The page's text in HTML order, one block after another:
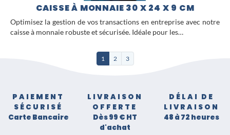
CAISSE À MONNAIE 30 X 24 X 9 CM
Optimisez la gestion de vos transactions en entreprise avec notre
caisse à monnaie robuste et sécurisée. Idéale pour les…
1 2 3
PAIEMENT
SÉCURISÉ
Carte Bancaire
LIVRAISON
OFFERTE
Dès 99 € HT
d'achat
DÉLAI DE
LIVRAISON
48 à 72 heures